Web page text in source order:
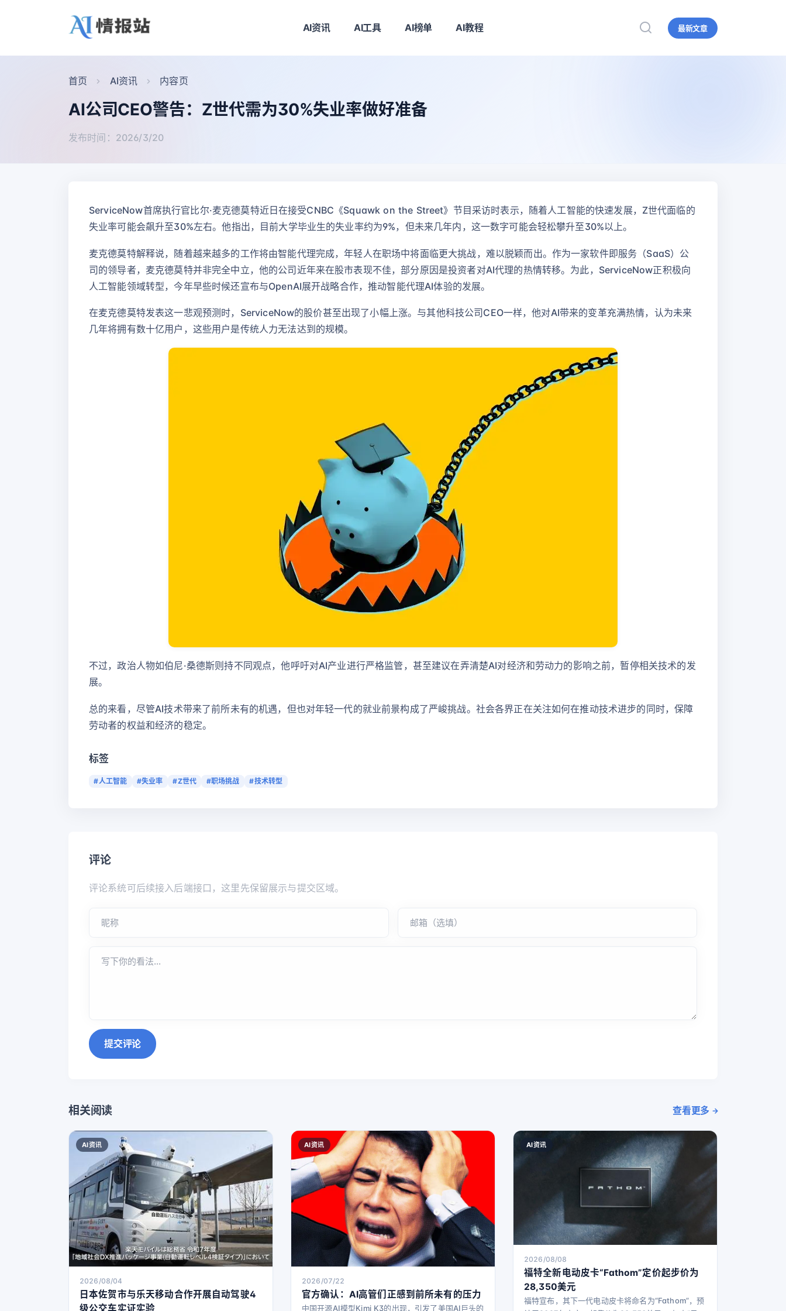
AI资讯 AI工具 AI榜单 AI教程 最新文章
首页 AI资讯 内容页
AI公司CEO警告：Z世代需为30%失业率做好准备
发布时间：2026/3/20
ServiceNow首席执行官比尔·麦克德莫特近日在接受CNBC《Squawk on the Street》节目采访时表示，随着人工智能的快速发展，Z世代面临的
失业率可能会飙升至30%左右。他指出，目前大学毕业生的失业率约为9%，但未来几年内，这一数字可能会轻松攀升至30%以上。
麦克德莫特解释说，随着越来越多的工作将由智能代理完成，年轻人在职场中将面临更大挑战，难以脱颖而出。作为一家软件即服务（SaaS）公
司的领导者，麦克德莫特并非完全中立，他的公司近年来在股市表现不佳，部分原因是投资者对AI代理的热情转移。为此，ServiceNow正积极向
人工智能领域转型，今年早些时候还宣布与OpenAI展开战略合作，推动智能代理AI体验的发展。
在麦克德莫特发表这一悲观预测时，ServiceNow的股价甚至出现了小幅上涨。与其他科技公司CEO一样，他对AI带来的变革充满热情，认为未来
几年将拥有数十亿用户，这些用户是传统人力无法达到的规模。
不过，政治人物如伯尼·桑德斯则持不同观点，他呼吁对AI产业进行严格监管，甚至建议在弄清楚AI对经济和劳动力的影响之前，暂停相关技术的发
展。
总的来看，尽管AI技术带来了前所未有的机遇，但也对年轻一代的就业前景构成了严峻挑战。社会各界正在关注如何在推动技术进步的同时，保障
劳动者的权益和经济的稳定。
标签
#人工智能 #失业率 #Z世代 #职场挑战 #技术转型
评论
评论系统可后续接入后端接口，这里先保留展示与提交区域。
提交评论
相关阅读 查看更多
AI资讯
2026/08/04
日本佐贺市与乐天移动合作开展自动驾驶4
级公交车实证实验
AI资讯
2026/07/22
官方确认：AI高管们正感到前所未有的压力
中国开源AI模型Kimi K3的出现，引发了美国AI巨头的
AI资讯
2026/08/08
福特全新电动皮卡“Fathom”定价起步价为
28,350美元
福特宣布，其下一代电动皮卡将命名为“Fathom”，预